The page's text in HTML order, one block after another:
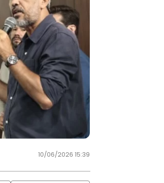
10/06/2026 15:39